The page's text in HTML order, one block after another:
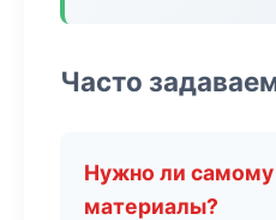
Часто
Нужно ли самому
материалы?